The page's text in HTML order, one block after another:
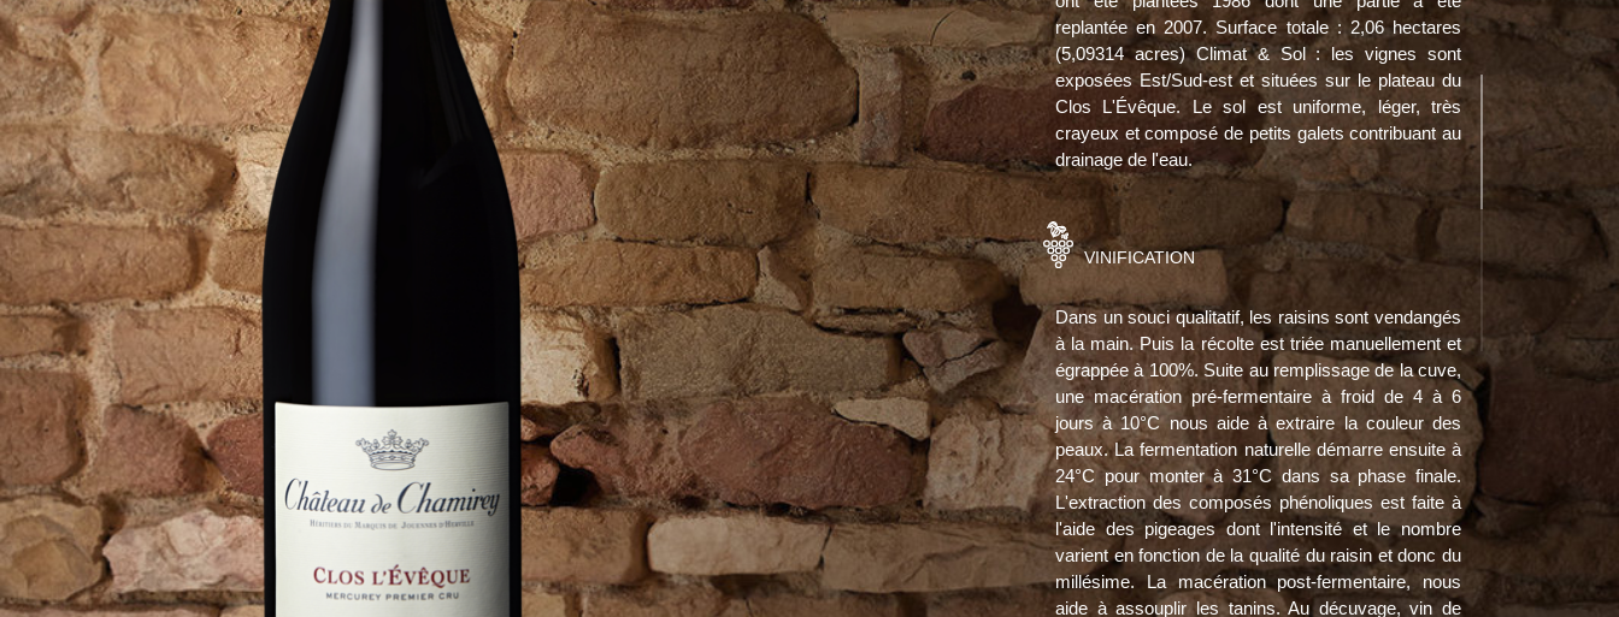
replantée en 2007. Surface totale : 2,06 hectares
(5,09314 acres) Climat & Sol : les vignes sont
exposées Est/Sud-est et situées sur le plateau du
Clos L'Évêque. Le sol est uniforme, léger, très
crayeux et composé de petits galets contribuant au
drainage de l'eau.
VINIFICATION
Dans un souci qualitatif, les raisins sont vendangés
à la main. Puis la récolte est triée manuellement et
égrappée à 100%. Suite au remplissage de la cuve,
une macération pré-fermentaire à froid de 4 à 6
jours à 10°C nous aide à extraire la couleur des
peaux. La fermentation naturelle démarre ensuite à
24°C pour monter à 31°C dans sa phase finale.
L'extraction des composés phénoliques est faite à
l'aide des pigeages dont l'intensité et le nombre
varient en fonction de la qualité du raisin et donc du
millésime. La macération post-fermentaire, nous
aide à assouplir les tanins. Au décuvage, vin de